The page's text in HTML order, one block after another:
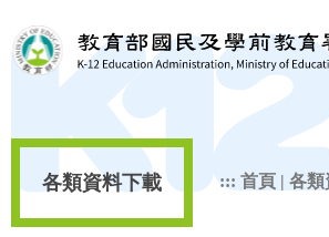
各類資料下載 ::: 首頁 | 各類